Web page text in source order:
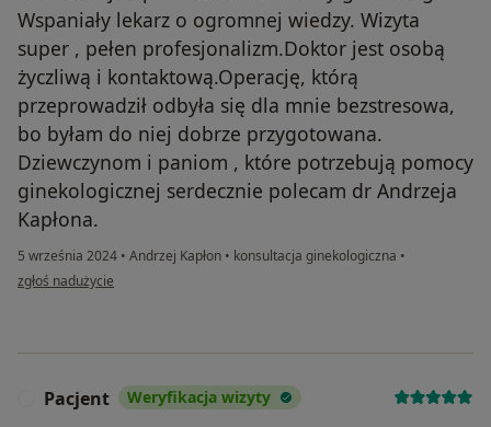
Wspaniały lekarz o ogromnej wiedzy. Wizyta
super , pełen profesjonalizm.Doktor jest osobą
życzliwą i kontaktową.Operację, którą
przeprowadził odbyła się dla mnie bezstresowa,
bo byłam do niej dobrze przygotowana.
Dziewczynom i paniom , które potrzebują pomocy
ginekologicznej serdecznie polecam dr Andrzeja
Kapłona.
5 września 2024 • Andrzej Kapłon • konsultacja ginekologiczna •
w opinii użytkownika Barbara
zgłoś nadużycie
Pacjent Weryfikacja wizyty